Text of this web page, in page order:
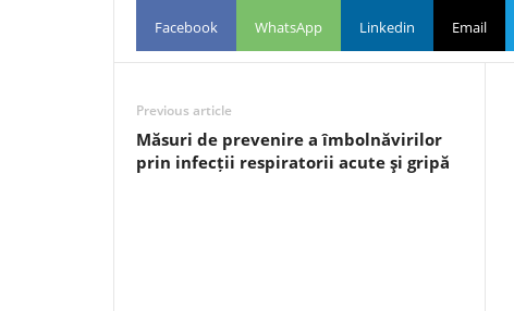
Facebook WhatsApp Linkedin Email
Previous article
Măsuri de prevenire a îmbolnăvirilor
prin infecții respiratorii acute şi gripă